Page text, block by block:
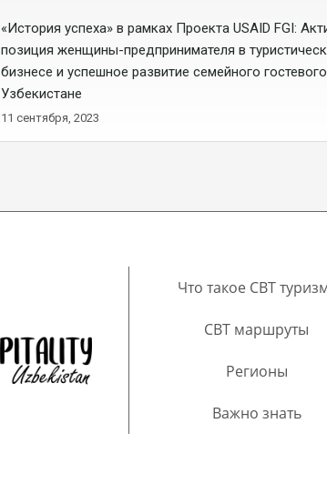
«История успеха» в рамках Проекта USAID FGI:
позиция женщины-предпринимателя в
бизнесе и успешное развитие семейного
Узбекистане
11 сентября, 2023
Что такое CBT
CBT маршруты
Регионы
Важно знать